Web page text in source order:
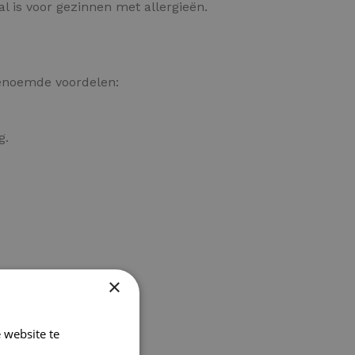
is voor gezinnen met allergieën.
voordelen:
×
website te